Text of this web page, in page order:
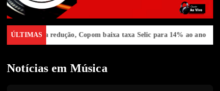
ÚLTIMAS
redução, Copom baixa taxa Selic para 14% ao ano Ideb
Notícias em Música